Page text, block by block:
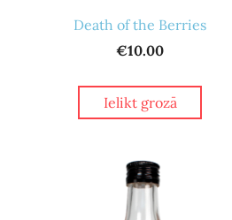
Death of the Berries
€10.00
Ielikt grozā